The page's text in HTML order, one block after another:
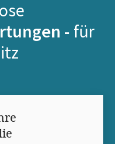
- für